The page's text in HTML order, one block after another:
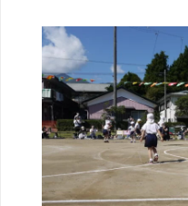
イ
ズ